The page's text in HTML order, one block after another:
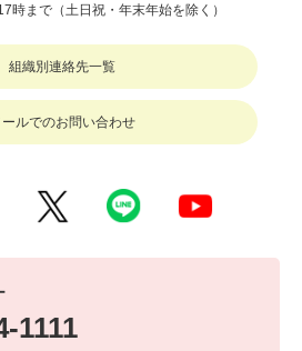
時まで（土日祝・年末年始を除く）
組織別連絡先一覧
ールでのお問い合わせ
1111